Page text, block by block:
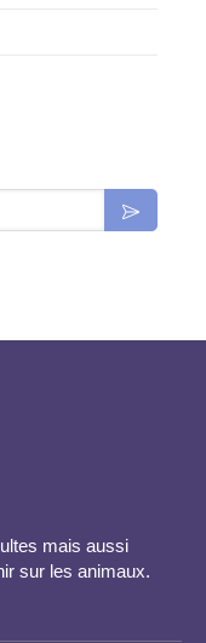
mais aussi
sur les animaux.